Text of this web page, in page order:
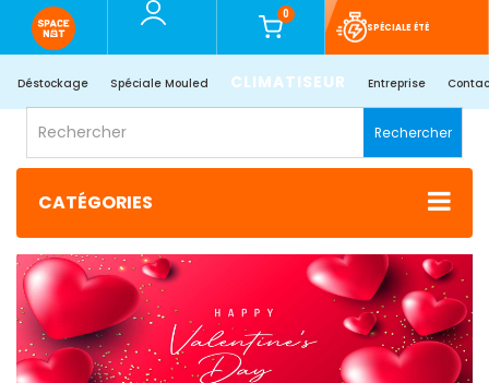
0
SPÉCIALE ÉTÉ
Déstockage Spéciale Mouled CLIMATISEUR Entreprise
Rechercher
CATÉGORIES